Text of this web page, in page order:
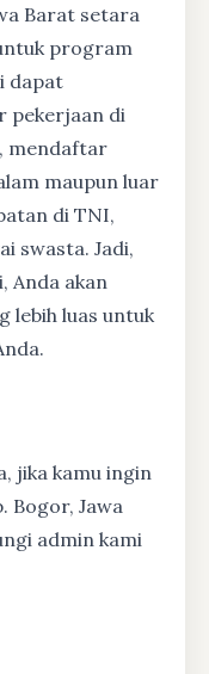
Barat setara
program
dapat
pekerjaan di
mendaftar
maupun luar
di TNI,
swasta. Jadi,
Anda akan
lebih luas untuk
jika kamu ingin
Bogor, Jawa
admin kami